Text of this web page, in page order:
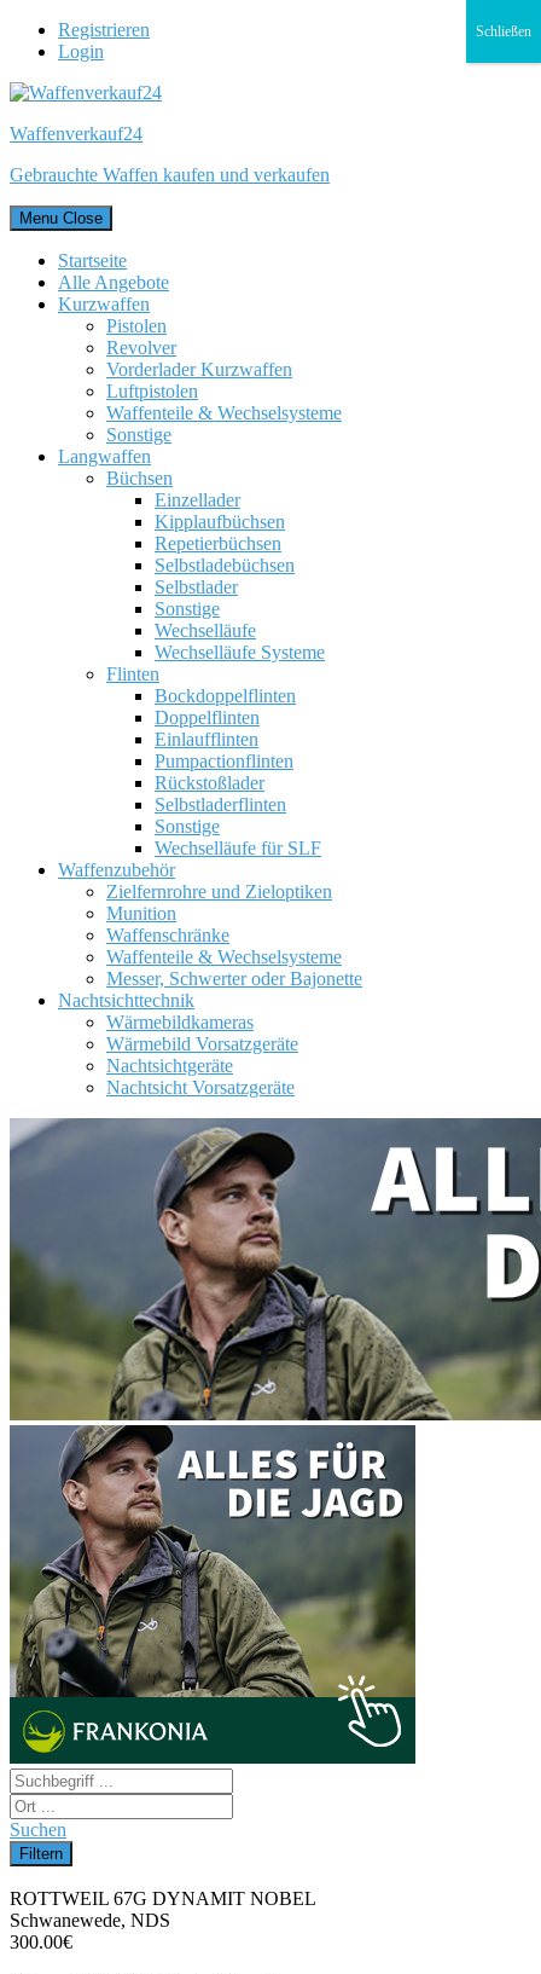
Registrieren
Login
Waffenverkauf24
Gebrauchte Waffen kaufen und verkaufen
Menu Close
Startseite
Alle Angebote
Kurzwaffen
Pistolen
Revolver
Vorderlader Kurzwaffen
Luftpistolen
Waffenteile & Wechselsysteme
Sonstige
Langwaffen
Büchsen
Einzellader
Kipplaufbüchsen
Repetierbüchsen
Selbstladebüchsen
Selbstlader
Sonstige
Wechselläufe
Wechselläufe Systeme
Flinten
Bockdoppelflinten
Doppelflinten
Einlaufflinten
Pumpactionflinten
Rückstoßlader
Selbstladerflinten
Sonstige
Wechselläufe für SLF
Waffenzubehör
Zielfernrohre und Zieloptiken
Munition
Waffenschränke
Waffenteile & Wechselsysteme
Messer, Schwerter oder Bajonette
Nachtsichttechnik
Wärmebildkameras
Wärmebild Vorsatzgeräte
Nachtsichtgeräte
Nachtsicht Vorsatzgeräte
Suchen
ROTTWEIL 67G DYNAMIT NOBEL
Schwanewede, NDS
300.00€
Schließen